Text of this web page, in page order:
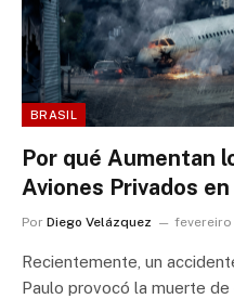
BRASIL
Por qué Aumentan
Aviones Privados
Por Diego Velázquez fevereiro
Recientemente, un
Paulo provocó la muerte